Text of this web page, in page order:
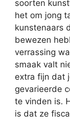
soorten
het om jong
kunstenaars
bewezen
verrassing
smaak valt
extra fijn dat
gevarieerde
te vinden is.
is dat ze